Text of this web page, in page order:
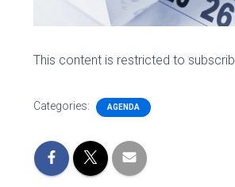
This content is restricted to
Categories: AGENDA